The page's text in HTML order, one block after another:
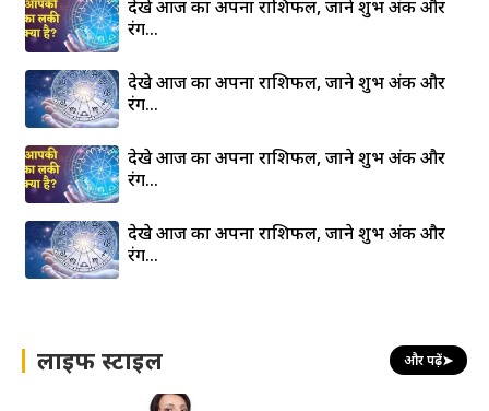
देखे आज का अपना राशिफल, जाने शुभ अंक और
रंग…
देखे आज का अपना राशिफल, जाने शुभ अंक और
रंग…
देखे आज का अपना राशिफल, जाने शुभ अंक और
रंग…
देखे आज का अपना राशिफल, जाने शुभ अंक और
रंग…
लाइफ स्टाइल और पढ़ें➤